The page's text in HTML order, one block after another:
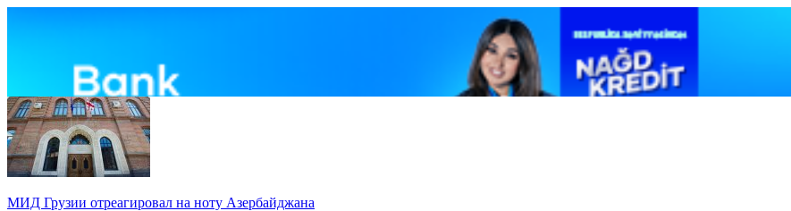
МИД Грузии отреагировал на ноту Азербайджана